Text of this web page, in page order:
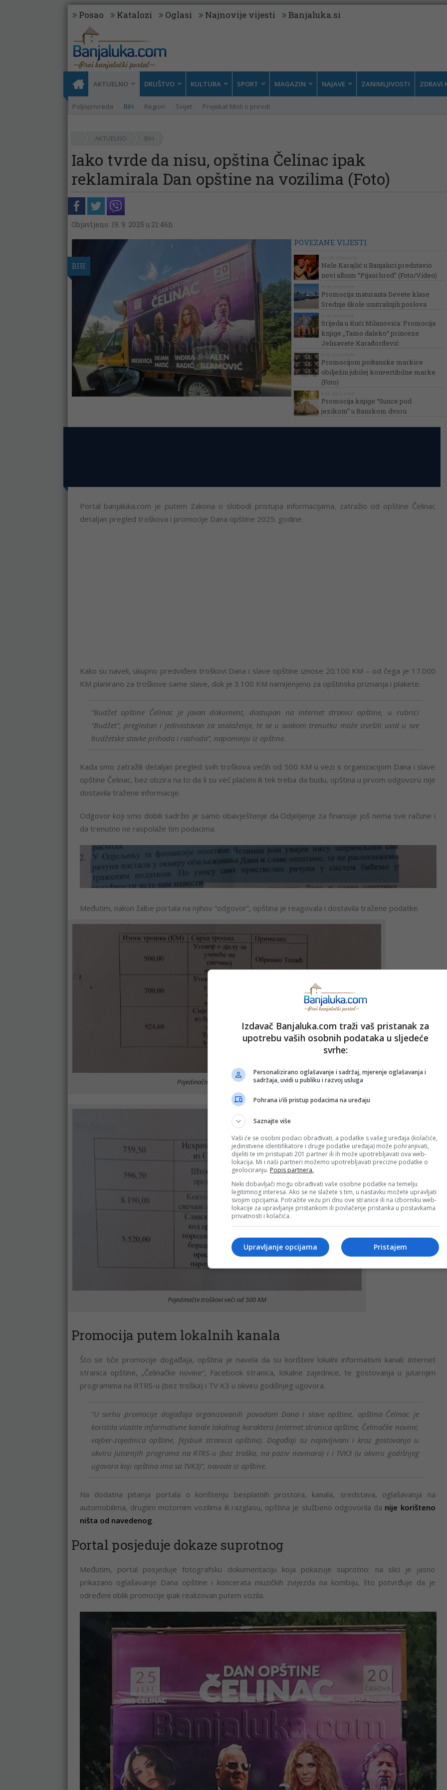
Posao Katalozi Oglasi Najnovije vijesti Banjaluka.si
AKTUELNO
Poljoprivreda BiH Region Svijet Projekat Misli o prirodi
DRUŠTVO KULTURA SPORT MAGAZIN NAJAVE ZANIMLJIVOSTI ZDRAVI
AKTUELNO BIH
Iako tvrde da nisu, opština Čelinac ipak
reklamirala Dan opštine na vozilima (Foto)
Objavljeno: 19. 9. 2025 u 21:46h
BIH
POVEZANE VIJESTI
Nele Karajlić u Banjaluci predstavio
novi album “Pijani brod” (Foto/Video)
Promocija maturanta Devete klase
Srednje škole unutrašnjih poslova
Srijeda u Kući Milanovića: Promocija
knjige „Tamo daleko“ princeze
Jelisavete Karađorđević
Promocijom poštanske markice
obilježin jubilej konvertibilne marke
(Foto)
Promocija knjige “Sunce pod
jezikom” u Banskom dvoru
Portal banjaluka.com je putem Zakona o slobodi pristupa informacijama, zatražio od opštine Čelinac
detaljan pregled troškova i promocije Dana opštine 2025. godine.
Kako su naveli, ukupno predviđeni troškovi Dana i slave opštine iznose 20.100 KM – od čega je 17.000
KM planirano za troškove same slave, dok je 3.100 KM namijenjeno za opštinska priznanja i plakete.
“Budžet opštine Čelinac je javan dokument, dostupan na internet stranici opštine, u rubrici
“Budžet”, pregledan i jednostavan za snalaženje, te se u svakom trenutku može izvršiti uvid u sve
budžetske stavke prihoda i rashoda”, napominju iz opštine.
Kada smo zatražili detaljan pregled svih troškova većih od 500 KM u vezi s organizacijom Dana i slave
opštine Čelinac, bez obzira na to da li su već plaćeni ili tek treba da budu, opština u prvom odgovoru nije
dostavila tražene informacije.
Odgovor koji smo dobili sadržio je samo obavještenje da Odjeljenje za finansije još nema sve račune i
da trenutno ne raspolaže tim podacima.
Međutim, nakon žalbe portala na njihov “odgovor”, opština je reagovala i dostavila tražene podatke.
Pojedinačni troškovi veći od 500 KM
Pojedinačni troškovi veći od 500 KM
Promocija putem lokalnih kanala
Što se tiče promocije događaja, opština je navela da su korišteni lokalni informativni kanali: internet
stranica opštine, „Čelinačke novine“, Facebook stranica, lokalne zajednice, te gostovanja u jutarnjim
programima na RTRS-u (bez troška) i TV K3 u okviru godišnjeg ugovora.
“U svrhu promocije događaja organizovanih povodom Dana i slave opštine, opština Čelinac je
koristila vlastite informativne kanale lokalnog karaktera (internet stranica opštine, Čelinačke novine,
vajber-zajednica opštine, fejsbuk stranica opštine). Događaji su najavljivani i kroz gostovanja u
okviru jutarnjih programa na RTRS-u (bez troška, na poziv novinara) i i TVK3 (u okviru godišnjeg
ugovora koji opština ima sa TVK3)”, navode iz opštine.
Na dodatna pitanja portala o korištenju besplatnih prostora, kanala, sredstava, oglašavanja na
automobilima, drugiim motornim vozilima ili razglasu, opština je službeno odgovorila da nije korišteno
ništa od navedenog.
Portal posjeduje dokaze suprotnog
Međutim, portal posjeduje fotografsku dokumentaciju koja pokazuje suprotno: na slici je jasno
prikazano oglašavanje Dana opštine i koncerata muzičkih zvijezda na kombiju, što potvrđuje da je
određeni oblik promocije ipak realizovan putem vozila.
Izdavač Banjaluka.com traži vaš pristanak za
upotrebu vaših osobnih podataka u sljedeće
svrhe:
Personalizirano oglašavanje i sadržaj, mjerenje oglašavanja i
sadržaja, uvidi u publiku i razvoj usluga
Pohrana i/ili pristup podacima na uređaju
Saznajte više
Vaši će se osobni podaci obrađivati, a podatke s vašeg uređaja (kolačiće,
jedinstvene identifikatore i druge podatke uređaja) može pohranjivati,
dijeliti te im pristupati 201 partner ili ih može upotrebljavati ova web-
lokacija. Mi i naši partneri možemo upotrebljavati precizne podatke o
geolociranju. Popis partnera.
Neki dobavljači mogu obrađivati vaše osobne podatke na temelju
legitimnog interesa. Ako se ne slažete s tim, u nastavku možete upravljati
svojim opcijama. Potražite vezu pri dnu ove stranice ili na izborniku web-
lokacije za upravljanje pristankom ili povlačenje pristanka u postavkama
privatnosti i kolačića.
Pristajem
Upravljanje opcijama